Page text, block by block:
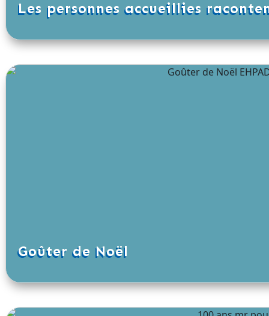
Les personnes accueillies
Goûter de Noël